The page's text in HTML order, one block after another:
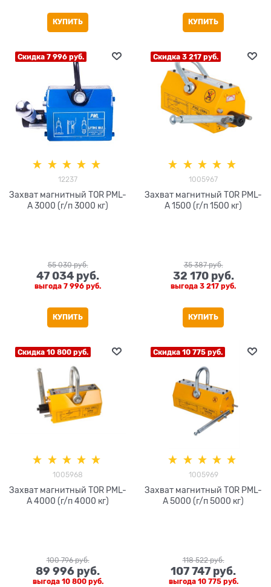
КУПИТЬ КУПИТЬ
Скидка 7 996 руб.
12237
Захват магнитный TOR PML-
A 3000 (г/п 3000 кг)
55 030 руб.
47 034 руб.
выгода 7 996 руб.
КУПИТЬ
Скидка 3 217 руб.
1005967
Захват магнитный TOR PML-
A 1500 (г/п 1500 кг)
35 387 руб.
32 170 руб.
выгода 3 217 руб.
КУПИТЬ
Скидка 10 800 руб.
1005968
Захват магнитный TOR PML-
A 4000 (г/п 4000 кг)
100 796 руб.
89 996 руб.
выгода 10 800 руб.
Скидка 10 775 руб.
1005969
Захват магнитный TOR PML-
A 5000 (г/п 5000 кг)
118 522 руб.
107 747 руб.
выгода 10 775 руб.